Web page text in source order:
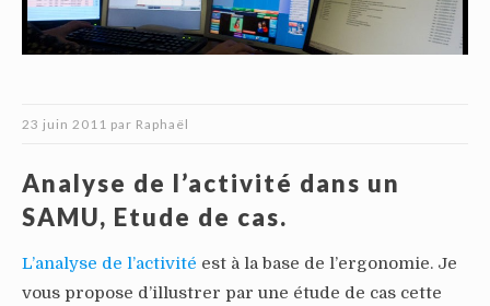
23 juin 2011 par Raphaël
Analyse de l’activité dans un
SAMU, Etude de cas.
L’analyse de l’activité est à la base de l’ergonomie. Je
vous propose d’illustrer par une étude de cas cette